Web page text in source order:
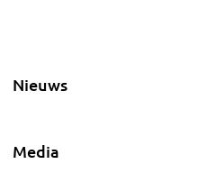
Nieuws
Media